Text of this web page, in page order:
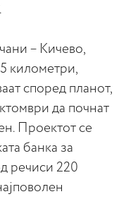
– Кичево,
километри,
според планот,
да почнат
Проектот се
банка за
речиси 220